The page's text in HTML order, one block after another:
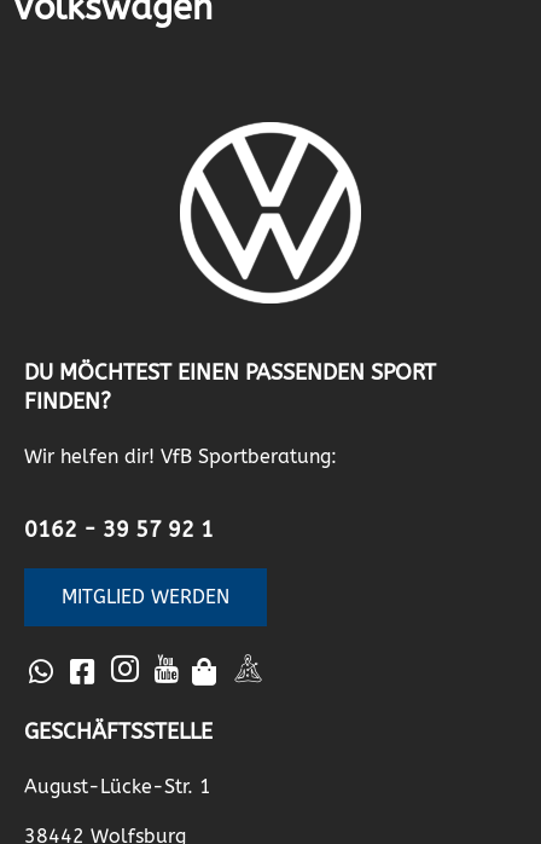
DU MÖCHTEST EINEN PASSENDEN SPORT
FINDEN?
Wir helfen dir! VfB Sportberatung:
0162 - 39 57 92 1
MITGLIED WERDEN
GESCHÄFTSSTELLE
August-Lücke-Str. 1
38442 Wolfsburg